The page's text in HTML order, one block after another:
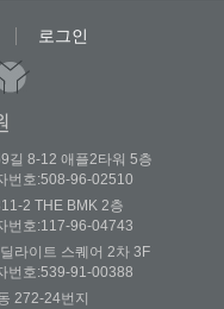
로그인
길 8-12 애플2타워 5층
번호:508-96-02510
2 THE BMK 2층
번호:117-96-04743
라이트 스퀘어 2차 3F
번호:539-91-00388
272-24번지